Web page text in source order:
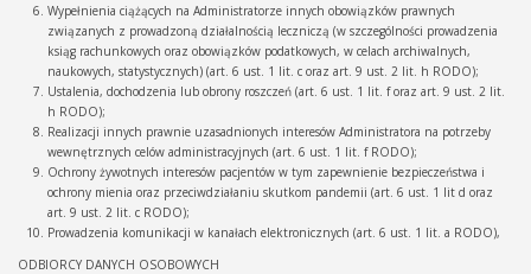
Wypełnienia ciążących na Administratorze innych obowiązków prawnych
związanych z prowadzoną działalnością leczniczą (w szczególności prowadzenia
ksiąg rachunkowych oraz obowiązków podatkowych, w celach archiwalnych,
naukowych, statystycznych) (art. 6 ust. 1 lit. c oraz art. 9 ust. 2 lit. h RODO);
Ustalenia, dochodzenia lub obrony roszczeń (art. 6 ust. 1 lit. f oraz art. 9 ust. 2 lit.
h RODO);
Realizacji innych prawnie uzasadnionych interesów Administratora na potrzeby
wewnętrznych celów administracyjnych (art. 6 ust. 1 lit. f RODO);
Ochrony żywotnych interesów pacjentów w tym zapewnienie bezpieczeństwa i
ochrony mienia oraz przeciwdziałaniu skutkom pandemii (art. 6 ust. 1 lit d oraz
art. 9 ust. 2 lit. c RODO);
Prowadzenia komunikacji w kanałach elektronicznych (art. 6 ust. 1 lit. a RODO),
ODBIORCY DANYCH OSOBOWYCH